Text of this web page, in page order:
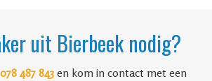
uit Bierbeek nodig?
078 487 843 en kom in contact met een